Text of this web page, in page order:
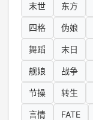
末世 东方
四格 伪娘
舞蹈 末日
舰娘 战争
节操 转生
言情 FATE